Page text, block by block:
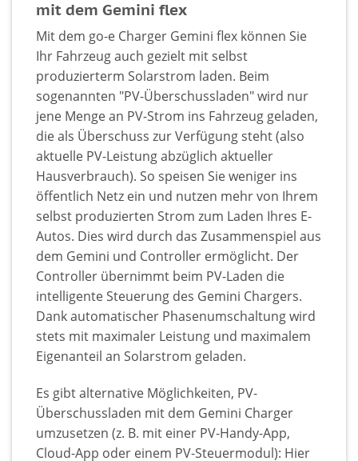
mit dem Gemini flex
Mit dem go-e Charger Gemini flex können Sie
Ihr Fahrzeug auch gezielt mit selbst
produzierterm Solarstrom laden. Beim
sogenannten "PV-Überschussladen" wird nur
jene Menge an PV-Strom ins Fahrzeug geladen,
die als Überschuss zur Verfügung steht (also
aktuelle PV-Leistung abzüglich aktueller
Hausverbrauch). So speisen Sie weniger ins
öffentlich Netz ein und nutzen mehr von Ihrem
selbst produzierten Strom zum Laden Ihres E-
Autos. Dies wird durch das Zusammenspiel aus
dem Gemini und Controller ermöglicht. Der
Controller übernimmt beim PV-Laden die
intelligente Steuerung des Gemini Chargers.
Dank automatischer Phasenumschaltung wird
stets mit maximaler Leistung und maximalem
Eigenanteil an Solarstrom geladen.
Es gibt alternative Möglichkeiten, PV-
Überschussladen mit dem Gemini Charger
umzusetzen (z. B. mit einer PV-Handy-App,
Cloud-App oder einem PV-Steuermodul): Hier